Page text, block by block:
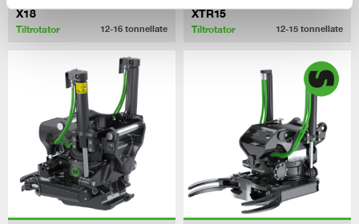
X18
Tiltrotator 12-16 tonnellate
XTR15
Tiltrotator 12-15 tonnellate